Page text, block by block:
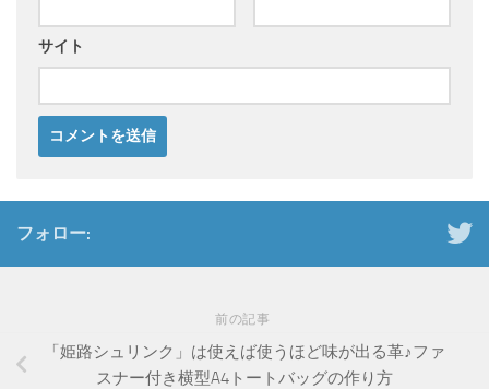
サイト
フォロー:
前の記事
「姫路シュリンク」は使えば使うほど味が出る革♪ファ
スナー付き横型A4トートバッグの作り方